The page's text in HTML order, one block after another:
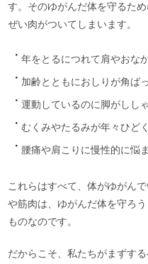
す。そのゆがんだ体を守るた
ぜい肉がついてしまいます。
年をとるにつれて肩やおな
加齢とともにおしりが角ば
運動しているのに脚がしし
むくみやたるみが年々ひど
腰痛や肩こりに慢性的に悩
これらはすべて、体がゆがん
や筋肉は、ゆがんだ体を守ろ
ものなのです。
だからこそ、私たちがまずす